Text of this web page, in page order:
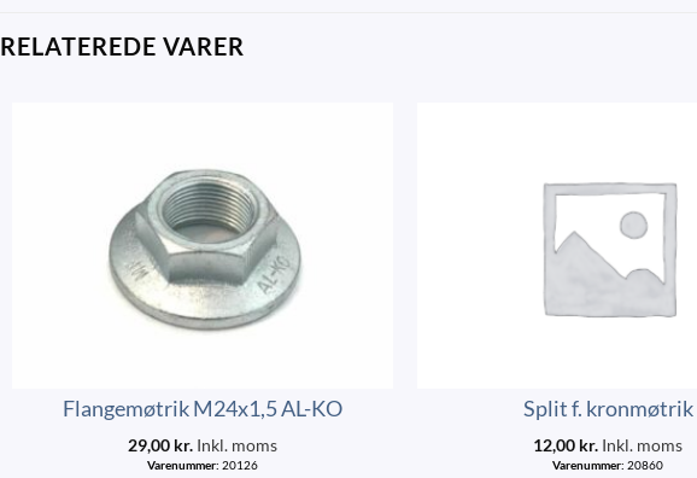
RELATEREDE VARER
Flangemøtrik M24x1,5 AL-KO
29,00 kr. Inkl. moms
Varenummer: 20126
Split f. kronmøtrik
12,00 kr. Inkl. moms
Varenummer: 20860